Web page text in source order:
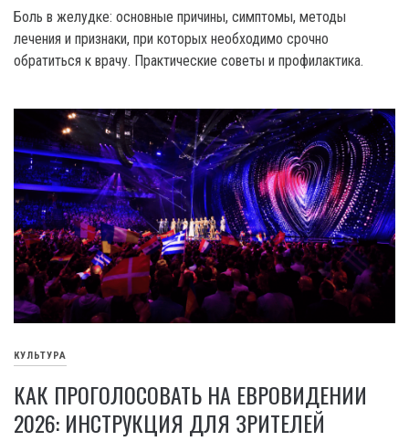
Боль в желудке: основные причины, симптомы, методы
лечения и признаки, при которых необходимо срочно
обратиться к врачу. Практические советы и профилактика.
КУЛЬТУРА
КАК ПРОГОЛОСОВАТЬ НА ЕВРОВИДЕНИИ
2026: ИНСТРУКЦИЯ ДЛЯ ЗРИТЕЛЕЙ